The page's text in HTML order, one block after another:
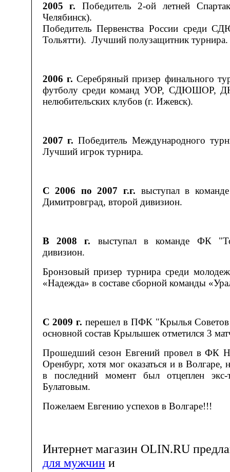
2005 г. Победитель 2-ой летней
Челябинск).
Победитель Первенства России среди
Тольятти). Лучший полузащитник турнира.
2006 г. Серебряный призер финального
футболу среди команд УОР, СДЮШОР,
нелюбительских клубов (г. Ижевск).
2007 г. Победитель Международного
Лучший игрок турнира.
C 2006 по 2007 г.г. выступал в
Димитровград, второй дивизион.
В 2008 г. выступал в команде ФК
дивизион.
Бронзовый призер турнира среди
«Надежда» в составе сборной команды
С 2009 г. перешел в ПФК "Крылья Советов
основной состав Крылышек отметился 3
Прошедший сезон Евгений провел в ФК
Оренбург, хотя мог оказаться и в
в последний момент был отцеплен экс-
Булатовым.
Пожелаем Евгению успехов в Волгаре!!!
Интернет магазин OLIN.RU
для мужчини